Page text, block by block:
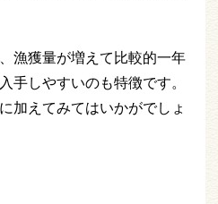
漁獲量が増えて比較的一年
手しやすいのも特徴です。
加えてみてはいかがでしょ